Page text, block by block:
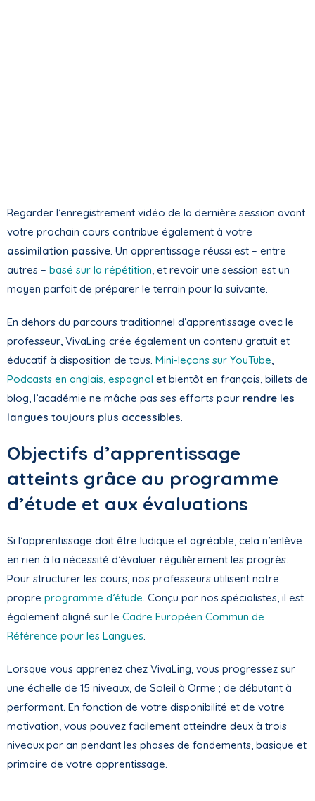
Regarder l’enregistrement vidéo de la dernière session avant
votre prochain cours contribue également à votre
assimilation passive . Un apprentissage réussi est – entre
autres – basé sur la répétition , et revoir une session est un
moyen parfait de préparer le terrain pour la suivante.
En dehors du parcours traditionnel d’apprentissage avec le
professeur, VivaLing crée également un contenu gratuit et
éducatif à disposition de tous. Mini-leçons sur YouTube
Podcasts en anglais, espagnol et bientôt en français, billets de
blog, l’académie ne mâche pas ses efforts pour rendre les
langues toujours plus accessibles
Objectifs d’apprentissage
atteints grâce au programme
d’étude et aux évaluations
Si l’apprentissage doit être ludique et agréable, cela n’enlève
en rien à la nécessité d’évaluer régulièrement les progrès.
Pour structurer les cours, nos professeurs utilisent notre
propre programme d’étude . Conçu par nos spécialistes, il est
également aligné sur le Cadre Européen Commun de
Référence pour les Langues
Lorsque vous apprenez chez VivaLing, vous progressez sur
une échelle de 15 niveaux, de Soleil à Orme ; de débutant à
performant. En fonction de votre disponibilité et de votre
motivation, vous pouvez facilement atteindre deux à trois
niveaux par an pendant les phases de fondements, basique et
primaire de votre apprentissage.